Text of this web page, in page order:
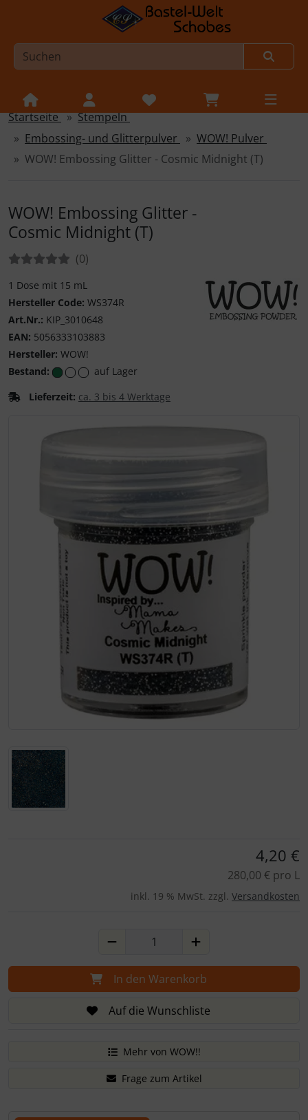
Sprungnavigation
Springe zur Navigation
Springe zum Inhalt
Springe zu den allgemeinen Informationen
Startseite
Stempeln
Embossing- und Glitterpulver
WOW! Pulver
WOW! Embossing Glitter - Cosmic Midnight (T)
WOW! Embossing Glitter -
Cosmic Midnight (T)
Bewertungen:(0Bewertungen
)
1 Dose mit 15 mL
Hersteller Code: WS374R
Art.Nr.: KIP_3010648
EAN: 5056333103883
Hersteller: WOW!
Bestand:
auf Lager
Lieferzeit: ca. 3 bis 4 Werktage
4,20 €
280,00 € pro L
inkl. 19 % MwSt. zzgl. Versandkosten
In den Warenkorb
Auf die Wunschliste
Mehr von WOW!!
Frage zum Artikel